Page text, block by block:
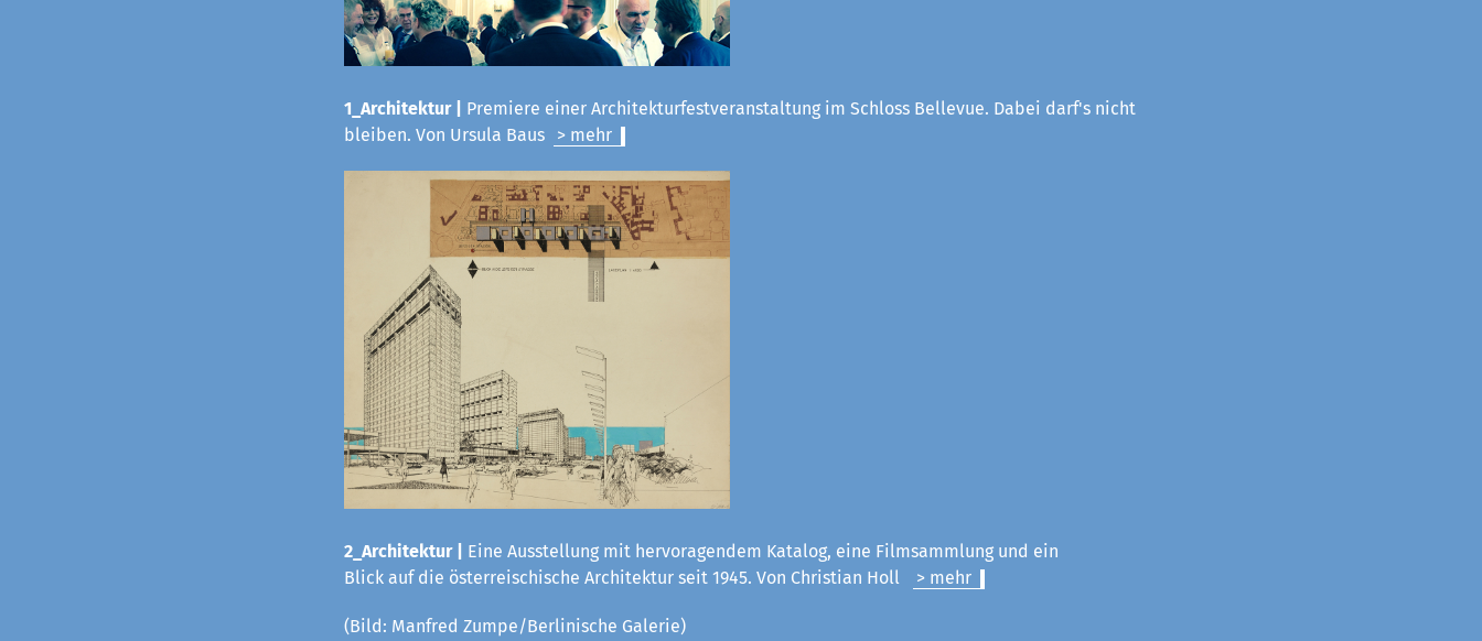
1_Architektur |
Premiere einer Architekturfestveranstaltung im Schloss Bellevue. Dabei darf's nicht
bleiben. Von Ursula Baus
> mehr
2_Architektur |
Eine Ausstellung mit hervoragendem Katalog, eine Filmsammlung und ein
Blick auf die österreischische Architektur seit 1945. Von Christian Holl
> mehr
(Bild: Manfred Zumpe/Berlinische Galerie)